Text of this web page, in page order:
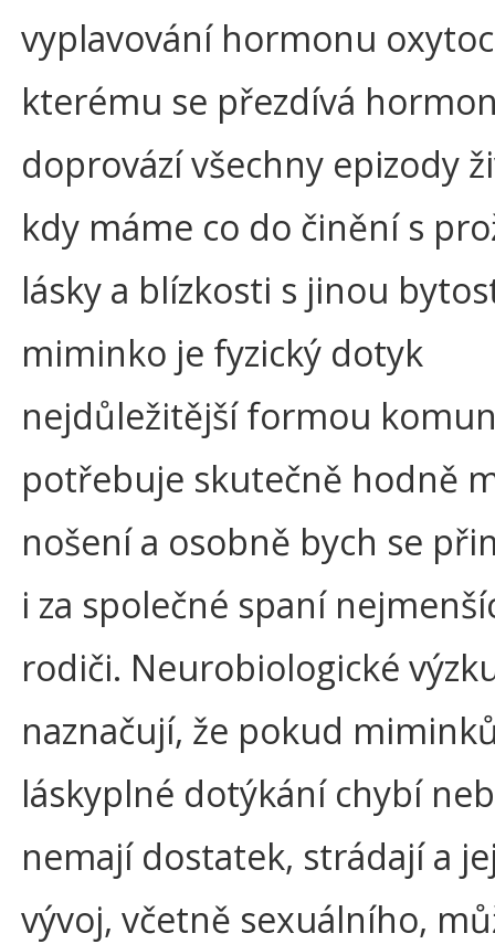
vyplavování hormonu
kterému se přezdívá
doprovází všechny epizody
kdy máme co do činění s
lásky a blízkosti s jinou
miminko je fyzický dotyk
nejdůležitější formou
potřebuje skutečně hodně
nošení a osobně bych se
i za společné spaní
rodiči. Neurobiologické
naznačují, že pokud
láskyplné dotýkání chybí
nemají dostatek, strádají a
vývoj, včetně sexuálního,